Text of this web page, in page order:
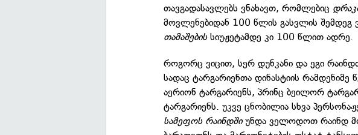
თავგადასავლებს ვნახავთ, რომლებიც
მოვლენებიდან 100 წლის გასვლის შემდეგ
თამაშებისსიუჟეტამდე კი 100 წლით ადრე.
როგორც ვიცით, სერ დუნკანი და ეგი
სადაც ტარგარიენთა დინასტიის რამდენიმე
აერიონ ტარგარიენს, პრინც ბეილორ
ტარგარიენს. უკვე ცნობილია სხვა
სამეფოს რაინდშიუნდა ველოდოთ რაინდ